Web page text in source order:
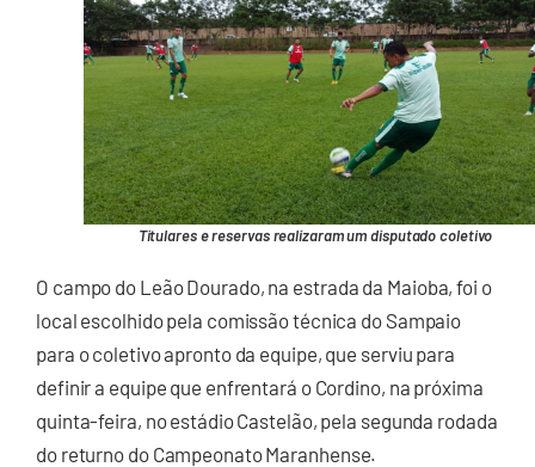
Titulares e reservas realizaram um disputado coletivo
O campo do Leão Dourado, na estrada da Maioba, foi o
local escolhido pela comissão técnica do Sampaio
para o coletivo apronto da equipe, que serviu para
definir a equipe que enfrentará o Cordino, na próxima
quinta-feira, no estádio Castelão, pela segunda rodada
do returno do Campeonato Maranhense.